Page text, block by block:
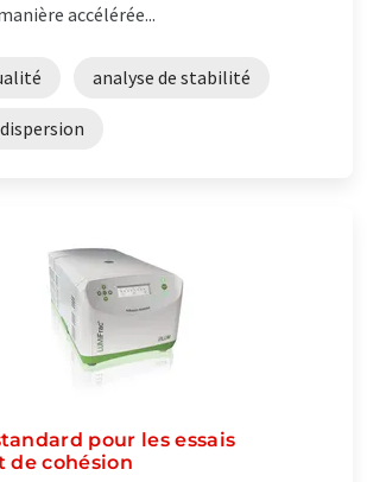
accélérée...
analyse de stabilité
pour les essais
de cohésion